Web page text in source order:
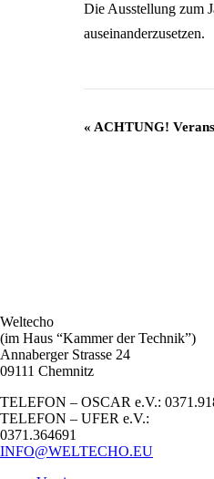
Die Ausstellung zum
auseinanderzusetzen.
Veranstaltung
« ACHTUNG!
Weltecho
(im Haus “Kammer der Technik”)
Annaberger Strasse 24
09111 Chemnitz
TELEFON – OSCAR e.V.:
TELEFON – UFER e.V.:
0371.364691
INFO@WELTECHO.EU